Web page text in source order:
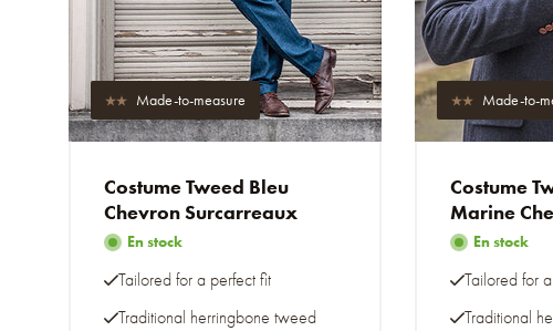
Made-to-measure
Costume Tweed Bleu
Chevron Surcarreaux
En stock
Tailored for a perfect fit
Traditional herringbone tweed
Made-to-
Costume
Marine
En stock
Tailored for
Traditional